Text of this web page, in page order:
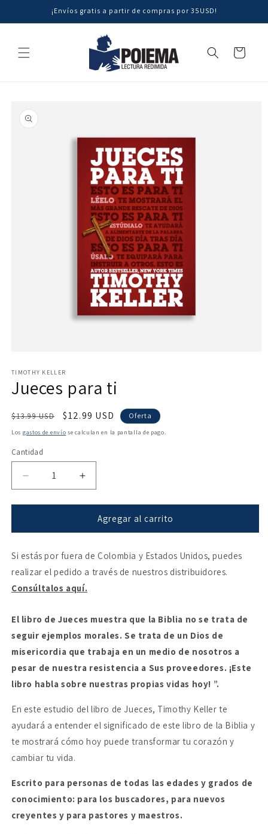
directamente
al contenido
¡Envíos gratis a partir de compras por 35USD!
Carrito
a la
información
multimedia
en
modal
TIMOTHY KELLER
Jueces para ti
Precio
habitual
$13.99 USD
Precio
de
$12.99 USD Oferta
Los gastos de envío se calculan en la pantalla de pago.
Cantidad
Reducir
cantidad
para
para
Aumentar
cantidad
para
Jueces
para
Agregar al carrito
Si estás por fuera de Colombia y Estados Unidos, puedes
realizar el pedido a través de nuestros distribuidores.
Consúltalos aquí.
El libro de Jueces muestra que la Biblia no se trata de
seguir ejemplos morales.Se trata de un Dios de
misericordia que trabaja en un medio de nosotros a
pesar de nuestra resistencia a Sus proveedores. ¡Este
libro habla sobre nuestras propias vidas hoy! ”.
En este estudio del libro de Jueces, Timothy Keller te
ayudará a entender el significado de este libro de la Biblia y
te mostrará cómo hoy puede transformar tu corazón y
cambiar tu vida.
Escrito para personas de todas las edades y grados de
conocimiento: para los buscadores, para nuevos
creyentes y para pastores y maestros.